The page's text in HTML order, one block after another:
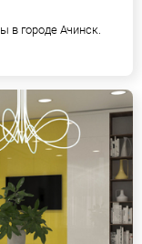
в городе Ачинск.